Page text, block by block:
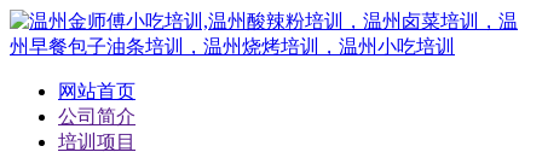
网站首页
公司简介
培训项目